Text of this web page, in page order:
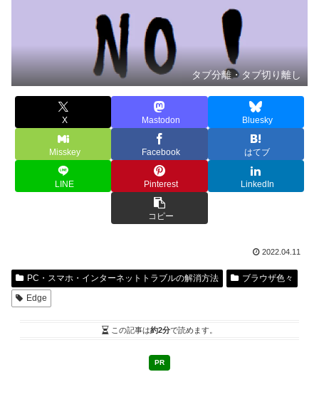
タブ分離・タブ切り離し
X Mastodon Bluesky
Misskey Facebook はてブ
LINE Pinterest LinkedIn
コピー
2022.04.11
PC・スマホ・インターネットトラブルの解消方法
ブラウザ色々
Edge
この記事は約2分で読めます。
PR